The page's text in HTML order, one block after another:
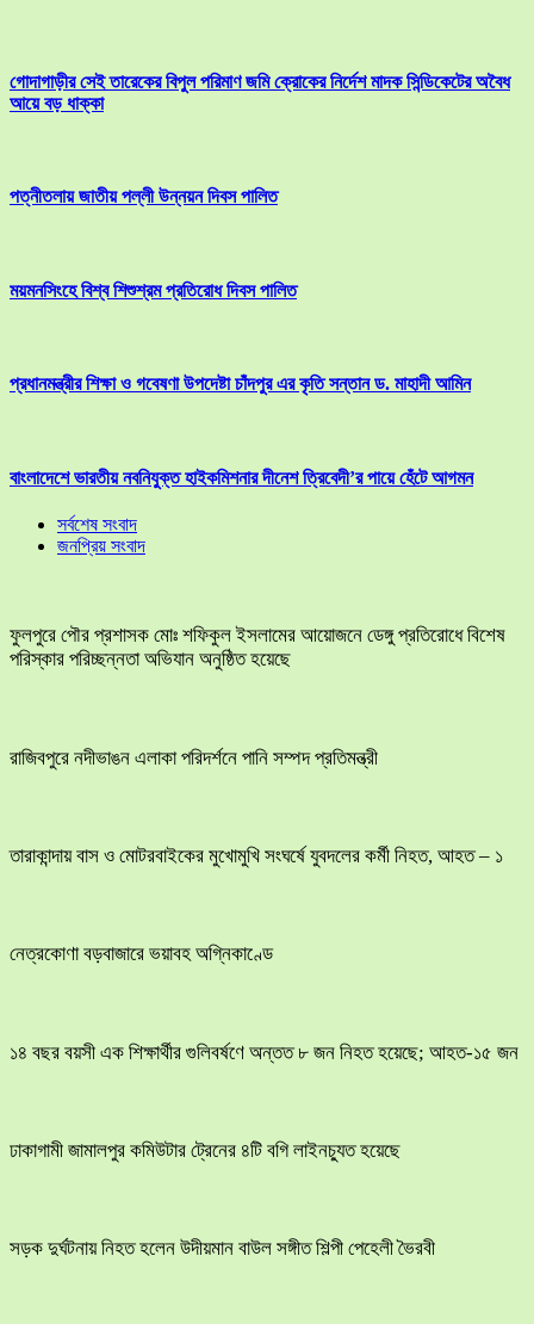
গোদাগাড়ীর সেই তারেকের বিপুল পরিমাণ জমি ক্রোকের নির্দেশ মাদক সিন্ডিকেটের অবৈধ
আয়ে বড় ধাক্কা
পত্নীতলায় জাতীয় পল্লী উন্নয়ন দিবস পালিত
ময়মনসিংহে বিশ্ব শিশুশ্রম প্রতিরোধ দিবস পালিত
প্রধানমন্ত্রীর শিক্ষা ও গবেষণা উপদেষ্টা চাঁদপুর এর কৃতি সন্তান ড. মাহাদী আমিন
বাংলাদেশে ভারতীয় নবনিযুক্ত হাইকমিশনার দীনেশ ত্রিবেদী’র পায়ে হেঁটে আগমন
সর্বশেষ সংবাদ
জনপ্রিয় সংবাদ
ফুলপুরে পৌর প্রশাসক মোঃ শফিকুল ইসলামের আয়োজনে ডেঙ্গু প্রতিরোধে বিশেষ
পরিস্কার পরিচ্ছন্নতা অভিযান অনুষ্ঠিত হয়েছে
রাজিবপুরে নদীভাঙন এলাকা পরিদর্শনে পানি সম্পদ প্রতিমন্ত্রী
তারাকান্দায় বাস ও মোটরবাইকের মুখোমুখি সংঘর্ষে যুবদলের কর্মী নিহত, আহত – ১
নেত্রকোণা বড়বাজারে ভয়াবহ অগ্নিকাণ্ডে
১৪ বছর বয়সী এক শিক্ষার্থীর গুলিবর্ষণে অন্তত ৮ জন নিহত হয়েছে; আহত-১৫ জন
ঢাকাগামী জামালপুর কমিউটার ট্রেনের ৪টি বগি লাইনচ্যুত হয়েছে
সড়ক দুর্ঘটনায় নিহত হলেন উদীয়মান বাউল সঙ্গীত শিল্পী পেহেলী ভৈরবী